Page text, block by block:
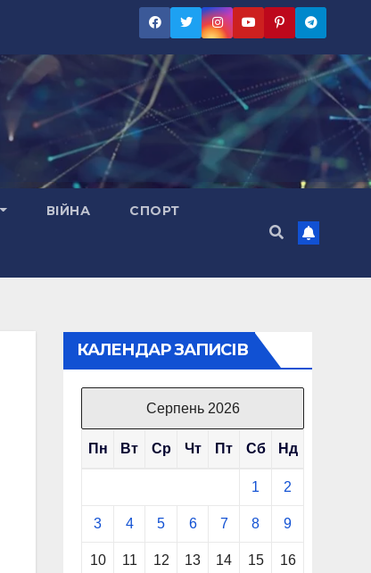
ВІЙНА СПОРТ
КАЛЕНДАР ЗАПИСІВ
Серпень 2026
Пн Вт Ср Чт Пт Сб Нд
1 2
3 4 5 6 7 8 9
10 11 12 13 14 15 16